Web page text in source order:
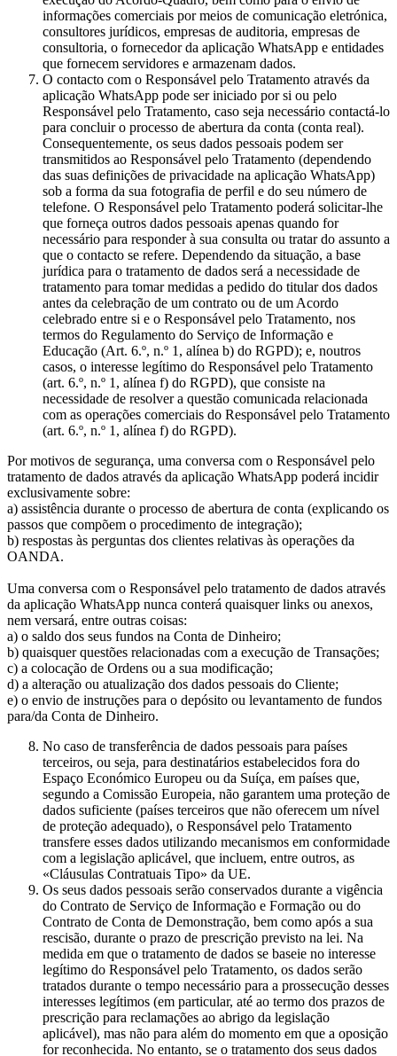
informações comerciais por meios de comunicação eletrónica,
consultores jurídicos, empresas de auditoria, empresas de
consultoria, o fornecedor da aplicação WhatsApp e entidades
que fornecem servidores e armazenam dados.
O contacto com o Responsável pelo Tratamento através da
aplicação WhatsApp pode ser iniciado por si ou pelo
Responsável pelo Tratamento, caso seja necessário contactá-lo
para concluir o processo de abertura da conta (conta real).
Consequentemente, os seus dados pessoais podem ser
transmitidos ao Responsável pelo Tratamento (dependendo
das suas definições de privacidade na aplicação WhatsApp)
sob a forma da sua fotografia de perfil e do seu número de
telefone. O Responsável pelo Tratamento poderá solicitar-lhe
que forneça outros dados pessoais apenas quando for
necessário para responder à sua consulta ou tratar do assunto a
que o contacto se refere. Dependendo da situação, a base
jurídica para o tratamento de dados será a necessidade de
tratamento para tomar medidas a pedido do titular dos dados
antes da celebração de um contrato ou de um Acordo
celebrado entre si e o Responsável pelo Tratamento, nos
termos do Regulamento do Serviço de Informação e
Educação (Art. 6.º, n.º 1, alínea b) do RGPD); e, noutros
casos, o interesse legítimo do Responsável pelo Tratamento
(art. 6.º, n.º 1, alínea f) do RGPD), que consiste na
necessidade de resolver a questão comunicada relacionada
com as operações comerciais do Responsável pelo Tratamento
(art. 6.º, n.º 1, alínea f) do RGPD).
Por motivos de segurança, uma conversa com o Responsável pelo
tratamento de dados através da aplicação WhatsApp poderá incidir
exclusivamente sobre:
a) assistência durante o processo de abertura de conta (explicando os
passos que compõem o procedimento de integração);
b) respostas às perguntas dos clientes relativas às operações da
OANDA.
Uma conversa com o Responsável pelo tratamento de dados através
da aplicação WhatsApp nunca conterá quaisquer links ou anexos,
nem versará, entre outras coisas:
a) o saldo dos seus fundos na Conta de Dinheiro;
b) quaisquer questões relacionadas com a execução de Transações;
c) a colocação de Ordens ou a sua modificação;
d) a alteração ou atualização dos dados pessoais do Cliente;
e) o envio de instruções para o depósito ou levantamento de fundos
para/da Conta de Dinheiro.
No caso de transferência de dados pessoais para países
terceiros, ou seja, para destinatários estabelecidos fora do
Espaço Económico Europeu ou da Suíça, em países que,
segundo a Comissão Europeia, não garantem uma proteção de
dados suficiente (países terceiros que não oferecem um nível
de proteção adequado), o Responsável pelo Tratamento
transfere esses dados utilizando mecanismos em conformidade
com a legislação aplicável, que incluem, entre outros, as
«Cláusulas Contratuais Tipo» da UE.
Os seus dados pessoais serão conservados durante a vigência
do Contrato de Serviço de Informação e Formação ou do
Contrato de Conta de Demonstração, bem como após a sua
rescisão, durante o prazo de prescrição previsto na lei. Na
medida em que o tratamento de dados se baseie no interesse
legítimo do Responsável pelo Tratamento, os dados serão
tratados durante o tempo necessário para a prossecução desses
interesses legítimos (em particular, até ao termo dos prazos de
prescrição para reclamações ao abrigo da legislação
aplicável), mas não para além do momento em que a oposição
for reconhecida. No entanto, se o tratamento dos seus dados